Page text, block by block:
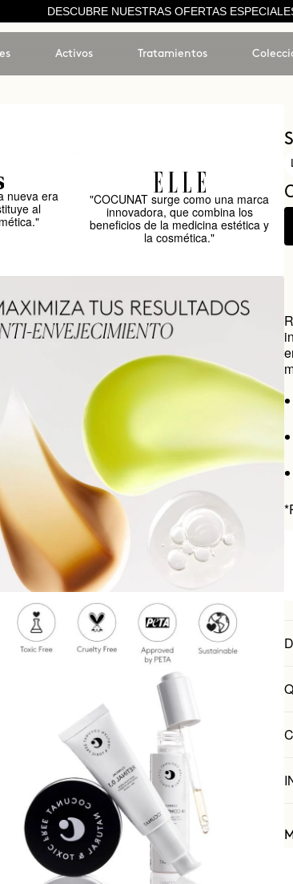
DESCUBRE NUESTRAS OFERTAS
Activos Tratamientos
nueva era
al
"COCUNAT surge como una marca
innovadora, que combina los
beneficios de la medicina estética y
la cosmética."